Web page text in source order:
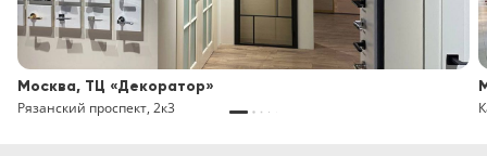
Москва, ТЦ «Декоратор»
Рязанский проспект, 2к3